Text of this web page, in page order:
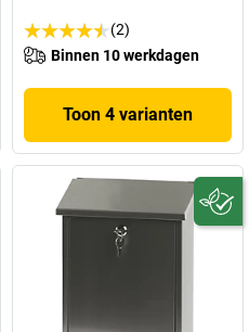
(2)
Binnen 10 werkdagen
Toon 4 varianten